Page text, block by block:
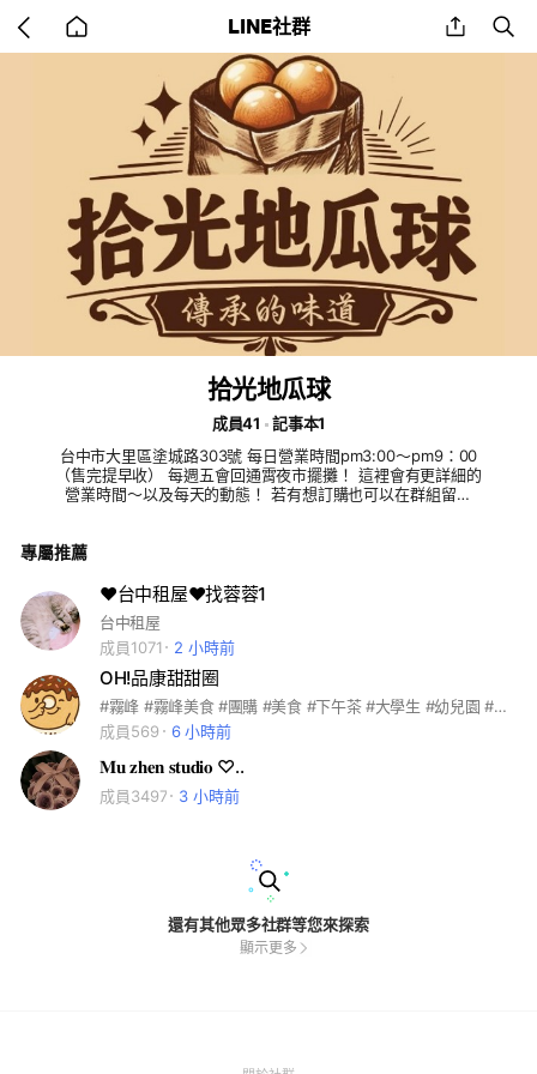
back
to
LINE社群 share
拾光地瓜球
成員41
記事本1
台中市大里區塗城路303號 每日營業時間pm3:00～pm9：00
（售完提早收） 每週五會回通霄夜市擺攤！ 這裡會有更詳細的
營業時間～以及每天的動態！ 若有想訂購也可以在群組留言
專屬推薦
❤️台中租屋❤️找蓉蓉1
台中租屋
成員1071
2 小時前
OH!品康甜甜圈
#霧峰 #霧峰美食 #團購 #美食 #下午茶 #大學生 #幼兒園 #公司行號
成員569
6 小時前
𝐌𝐮 𝐳𝐡𝐞𝐧 𝐬𝐭𝐮𝐝𝐢𝐨 ♡..
成員3497 3 小時前
還有其他眾多社群等您來探索
顯示更多